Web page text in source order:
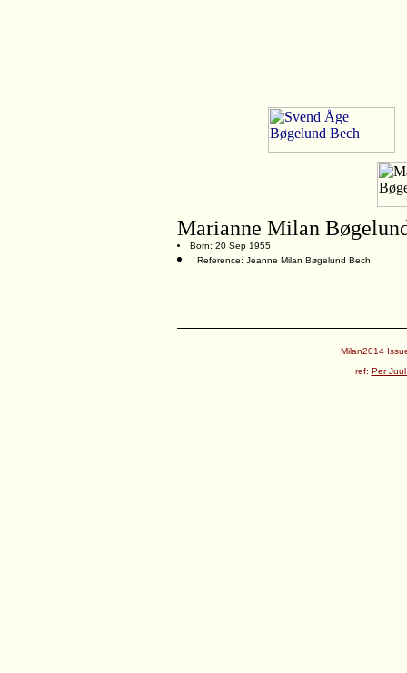
Marianne Milan
Born: 20 Sep 1955
Reference: Jeanne Milan Bøgelund Bech
Milan2014
ref: Per